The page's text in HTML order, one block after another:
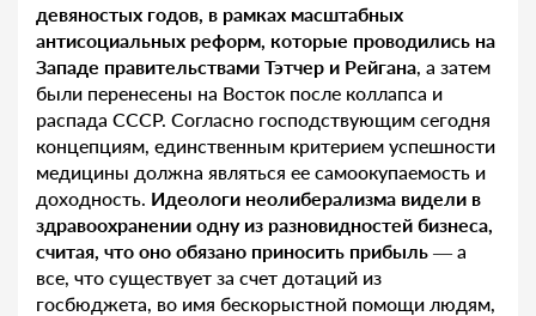
девяностых годов, в рамках масштабных
антисоциальных реформ, которые проводились на
Западе правительствами Тэтчер и Рейгана, а затем
были перенесены на Восток после коллапса и
распада СССР. Согласно господствующим сегодня
концепциям, единственным критерием успешности
медицины должна являться ее самоокупаемость и
доходность. Идеологи неолиберализма видели в
здравоохранении одну из разновидностей бизнеса,
считая, что оно обязано приносить прибыль — а
все, что существует за счет дотаций из
госбюджета, во имя бескорыстной помощи людям,